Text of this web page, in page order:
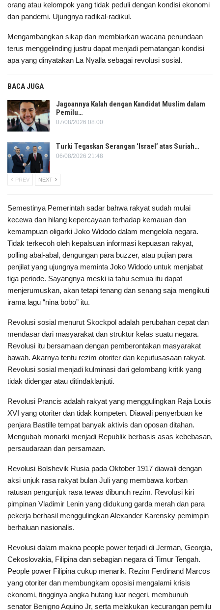
orang atau kelompok yang tidak peduli dengan kondisi ekonomi
dan pandemi. Ujungnya radikal-radikul.
Mengambangkan sikap dan membiarkan wacana penundaan
terus menggelinding justru dapat menjadi pematangan kondisi
apa yang dinyatakan La Nyalla sebagai revolusi sosial.
BACA JUGA
Jagoannya Kalah dengan Kandidat Muslim dalam
Pemilu…
07/08/2026 08:00
Turki Tegaskan Serangan ‘Israel’ atas Suriah…
06/08/2026 21:48
PREV NEXT
Semestinya Pemerintah sadar bahwa rakyat sudah mulai
kecewa dan hilang kepercayaan terhadap kemauan dan
kemampuan oligarki Joko Widodo dalam mengelola negara.
Tidak terkecoh oleh kepalsuan informasi kepuasan rakyat,
polling abal-abal, dengungan para buzzer, atau pujian para
penjilat yang ujungnya meminta Joko Widodo untuk menjabat
tiga periode. Sayangnya meski ia tahu semua itu dapat
menjerumuskan, akan tetapi tenang dan senang saja mengikuti
irama lagu “nina bobo” itu.
Revolusi sosial menurut Skockpol adalah perubahan cepat dan
mendasar dari masyarakat dan struktur kelas suatu negara.
Revolusi itu bersamaan dengan pemberontakan masyarakat
bawah. Akarnya tentu rezim otoriter dan keputusasaan rakyat.
Revolusi sosial menjadi kulminasi dari gelombang kritik yang
tidak didengar atau ditindaklanjuti.
Revolusi Prancis adalah rakyat yang menggulingkan Raja Louis
XVI yang otoriter dan tidak kompeten. Diawali penyerbuan ke
penjara Bastille tempat banyak aktivis dan oposan ditahan.
Mengubah monarki menjadi Republik berbasis asas kebebasan,
persaudaraan dan persamaan.
Revolusi Bolshevik Rusia pada Oktober 1917 diawali dengan
aksi unjuk rasa rakyat bulan Juli yang membawa korban
ratusan pengunjuk rasa tewas dibunuh rezim. Revolusi kiri
pimpinan Vladimir Lenin yang didukung garda merah dan para
pekerja berhasil menggulingkan Alexander Karensky pemimpin
berhaluan nasionalis.
Revolusi dalam makna people power terjadi di Jerman, Georgia,
Cekoslovakia, Filipina dan sebagian negara di Timur Tengah.
People power Filipina cukup menarik. Rezim Ferdinand Marcos
yang otoriter dan membungkam oposisi mengalami krisis
ekonomi, tingginya angka hutang luar negeri, membunuh
senator Benigno Aquino Jr, serta melakukan kecurangan pemilu